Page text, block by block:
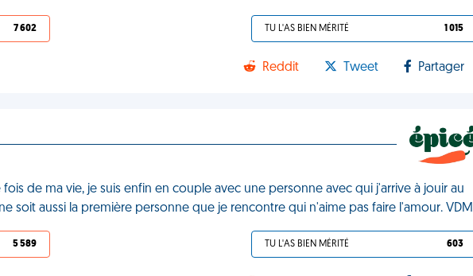
7 602 TU L'AS BIEN MÉRITÉ 1 015
Reddit Tweet Partager
de ma vie, je suis enfin en couple avec une personne avec qui j'arrive à jouir au
soit aussi la première personne que je rencontre qui n'aime pas faire l'amour. VDM
5 589 TU L'AS BIEN MÉRITÉ 603